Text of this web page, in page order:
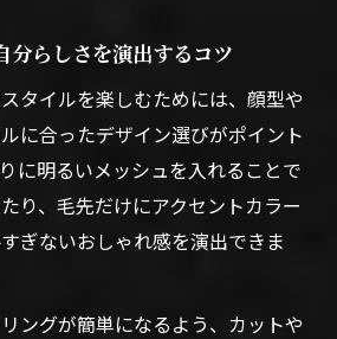
分らしさを演出するコツ
タイルを楽しむためには、顔型や
に合ったデザイン選びがポイント
に明るいメッシュを入れることで
り、毛先だけにアクセントカラー
ぎないおしゃれ感を演出できま
ングが簡単になるよう、カットや